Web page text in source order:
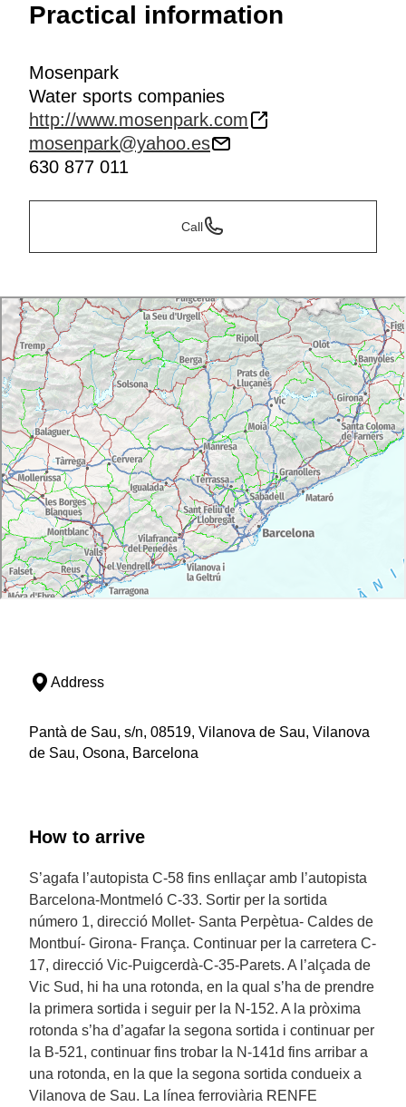
Practical information
Mosenpark
Water sports companies
http://www.mosenpark.com
mosenpark@yahoo.es
630 877 011
Call
Address
Pantà de Sau, s/n, 08519, Vilanova de Sau, Vilanova
de Sau, Osona, Barcelona
How to arrive
S’agafa l’autopista C-58 fins enllaçar amb l’autopista
Barcelona-Montmeló C-33. Sortir per la sortida
número 1, direcció Mollet- Santa Perpètua- Caldes de
Montbuí- Girona- França. Continuar per la carretera C-
17, direcció Vic-Puigcerdà-C-35-Parets. A l’alçada de
Vic Sud, hi ha una rotonda, en la qual s’ha de prendre
la primera sortida i seguir per la N-152. A la pròxima
rotonda s’ha d’agafar la segona sortida i continuar per
la B-521, continuar fins trobar la N-141d fins arribar a
una rotonda, en la que la segona sortida condueix a
Vilanova de Sau. La línea ferroviària RENFE